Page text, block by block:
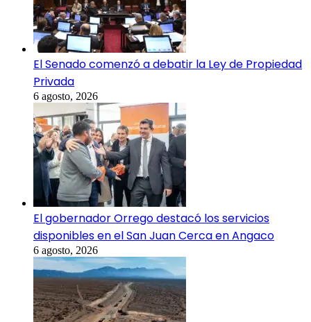
El Senado comenzó a debatir la Ley de Propiedad
Privada
6 agosto, 2026
El gobernador Orrego destacó los servicios
disponibles en el San Juan Cerca en Angaco
6 agosto, 2026